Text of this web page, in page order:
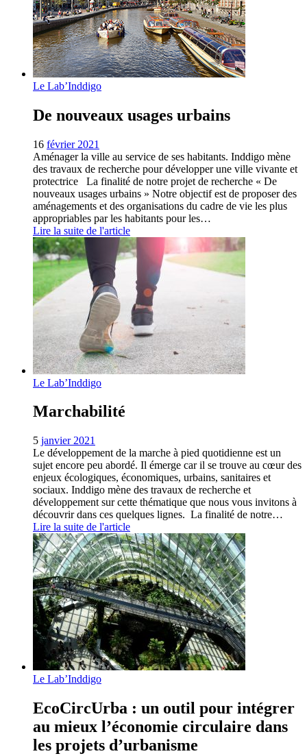
Le Lab’Inddigo
De nouveaux usages urbains
16 février 2021
Aménager la ville au service de ses habitants. Inddigo mène
des travaux de recherche pour développer une ville vivante et
protectrice La finalité de notre projet de recherche « De
nouveaux usages urbains » Notre objectif est de proposer des
aménagements et des organisations du cadre de vie les plus
appropriables par les habitants pour les…
Lire la suite de l'article
Le Lab’Inddigo
Marchabilité
5 janvier 2021
Le développement de la marche à pied quotidienne est un
sujet encore peu abordé. Il émerge car il se trouve au cœur des
enjeux écologiques, économiques, urbains, sanitaires et
sociaux. Inddigo mène des travaux de recherche et
développement sur cette thématique que nous vous invitons à
découvrir dans ces quelques lignes. La finalité de notre…
Lire la suite de l'article
Le Lab’Inddigo
EcoCircUrba : un outil pour intégrer
au mieux l’économie circulaire dans
les projets d’urbanisme